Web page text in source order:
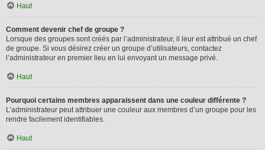
Haut
Comment devenir chef de groupe ?
Lorsque des groupes sont créés par l’administrateur, il leur est attribué un chef
de groupe. Si vous désirez créer un groupe d’utilisateurs, contactez
l’administrateur en premier lieu en lui envoyant un message privé.
Haut
Pourquoi certains membres apparaissent dans une couleur différente ?
L’administrateur peut attribuer une couleur aux membres d’un groupe pour les
rendre facilement identifiables.
Haut